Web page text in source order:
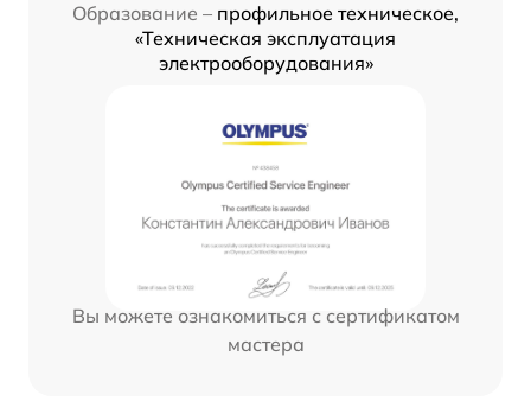
Образование – профильное техническое,
«Техническая эксплуатация
электрооборудования»
Вы можете ознакомиться с сертификатом
мастера